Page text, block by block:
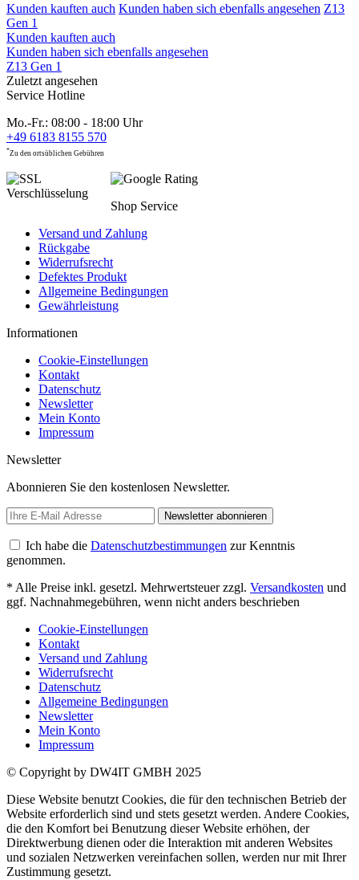
Kunden kauften auch Kunden haben sich ebenfalls angesehen Z13
Gen 1
Kunden kauften auch
Kunden haben sich ebenfalls angesehen
Z13 Gen 1
Zuletzt angesehen
Service Hotline
Mo.-Fr.: 08:00 - 18:00 Uhr
+49 6183 8155 570
*Zu den ortsüblichen Gebühren
Shop Service
Versand und Zahlung
Rückgabe
Widerrufsrecht
Defektes Produkt
Allgemeine Bedingungen
Gewährleistung
Informationen
Cookie-Einstellungen
Kontakt
Datenschutz
Newsletter
Mein Konto
Impressum
Newsletter
Abonnieren Sie den kostenlosen Newsletter.
Newsletter abonnieren
Ich habe die Datenschutzbestimmungen zur Kenntnis
genommen.
* Alle Preise inkl. gesetzl. Mehrwertsteuer zzgl. Versandkosten und
ggf. Nachnahmegebühren, wenn nicht anders beschrieben
Cookie-Einstellungen
Kontakt
Versand und Zahlung
Widerrufsrecht
Datenschutz
Allgemeine Bedingungen
Newsletter
Mein Konto
Impressum
© Copyright by DW4IT GMBH 2025
Diese Website benutzt Cookies, die für den technischen Betrieb der
Website erforderlich sind und stets gesetzt werden. Andere Cookies,
die den Komfort bei Benutzung dieser Website erhöhen, der
Direktwerbung dienen oder die Interaktion mit anderen Websites
und sozialen Netzwerken vereinfachen sollen, werden nur mit Ihrer
Zustimmung gesetzt.